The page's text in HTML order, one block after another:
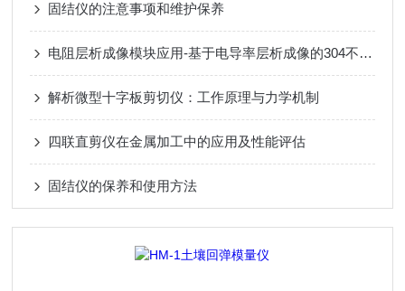
固结仪的注意事项和维护保养
电阻层析成像模块应用-基于电导率层析成像的304不锈钢熔覆层电导率检测研究
解析微型十字板剪切仪：工作原理与力学机制
四联直剪仪在金属加工中的应用及性能评估
固结仪的保养和使用方法